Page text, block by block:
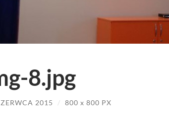
8.jpg
2015 / 800 x 800 PX